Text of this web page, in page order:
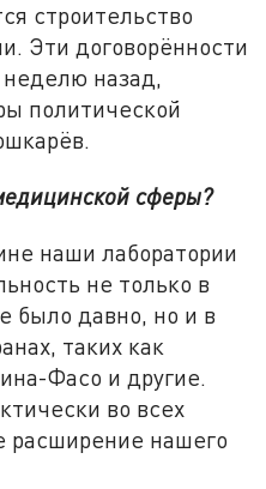
строительство
Эти договорённости
назад,
политической
сферы?
наши лаборатории
не только в
было давно, но и в
таких как
Фасо и другие.
во всех
расширение нашего